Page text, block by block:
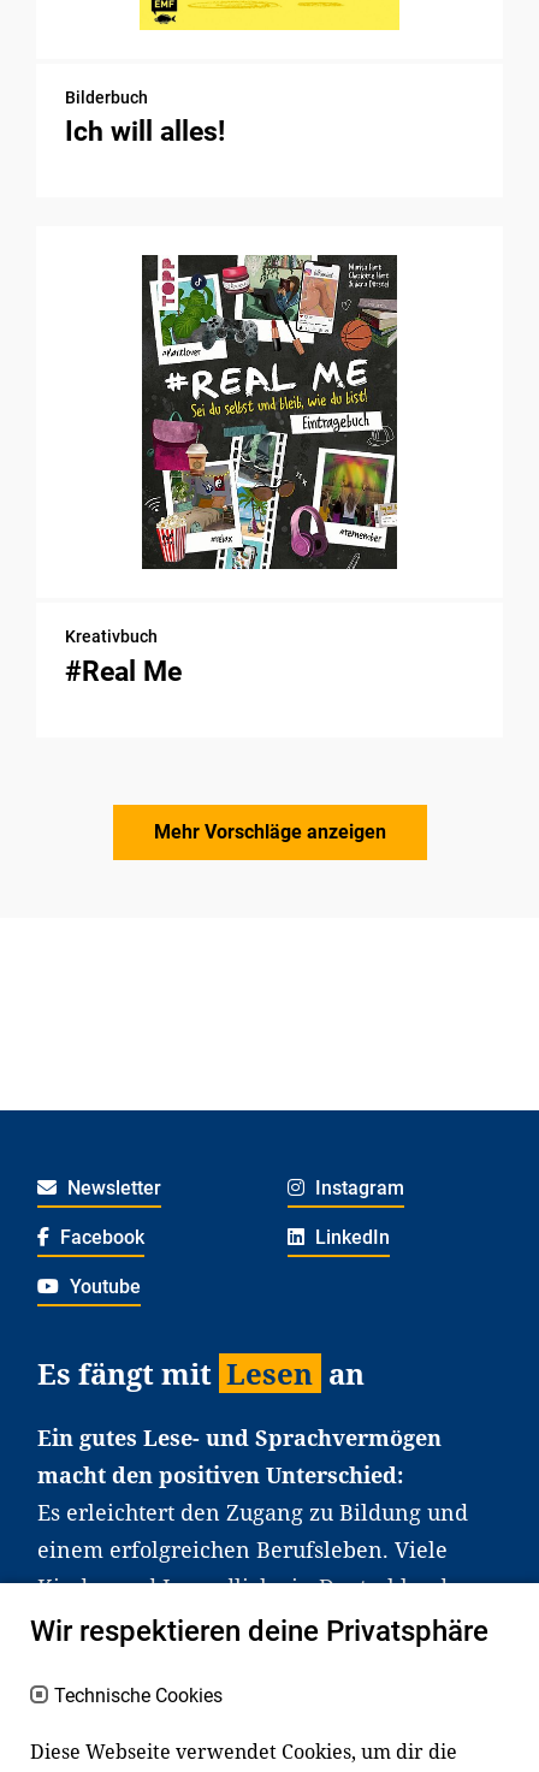
Bilderbuch
Ich will alles!
Kreativbuch
#Real Me
Mehr Vorschläge anzeigen
Newsletter Instagram
Facebook LinkedIn
Youtube
Es fängt mit Lesen an
Ein gutes Lese- und Sprachvermögen
macht den positiven Unterschied:
Es erleichtert den Zugang zu Bildung und
einem erfolgreichen Berufsleben. Viele
Kinder und Jugendliche in Deutschland
haben aber große Schwierigkeiten dabei.
an Familien sowie an Erzieher*innen,
Wir respektieren deine Privatsphäre
Technische Cookies
Diese Webseite verwendet Cookies, um dir die